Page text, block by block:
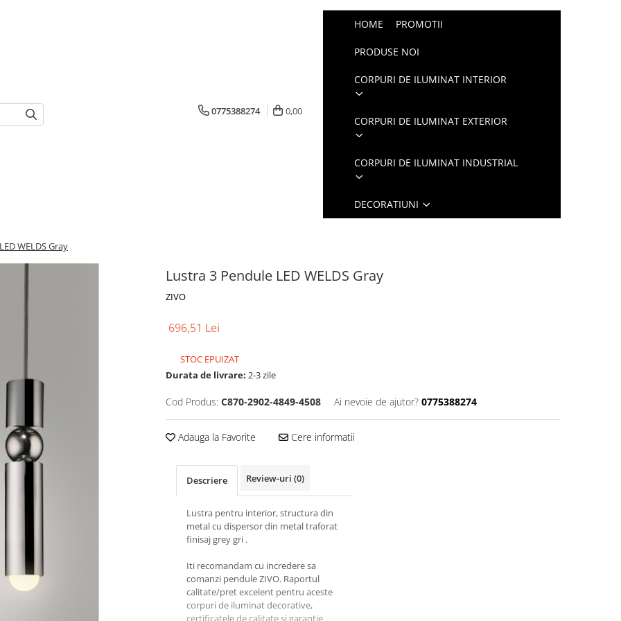
0775388274 0,00
HOME PROMOTII
PRODUSE NOI
CORPURI DE ILUMINAT INTERIOR
CORPURI DE ILUMINAT EXTERIOR
CORPURI DE ILUMINAT INDUSTRIAL
DECORATIUNI
WELDS Gray
Lustra 3 Pendule LED WELDS Gray
ZIVO
696,51 Lei
STOC EPUIZAT
Durata de livrare: 2-3 zile
Cod Produs: C870-2902-4849-4508 Ai nevoie de ajutor? 0775388274
Adauga la Favorite Cere informatii
Descriere Review-uri (0)
Lustra pentru interior, structura din
metal cu dispersor din metal traforat
finisaj grey gri .
Iti recomandam cu incredere sa
comanzi pendule ZIVO. Raportul
calitate/pret excelent pentru aceste
corpuri de iluminat decorative,
certificatele de calitate si garantie